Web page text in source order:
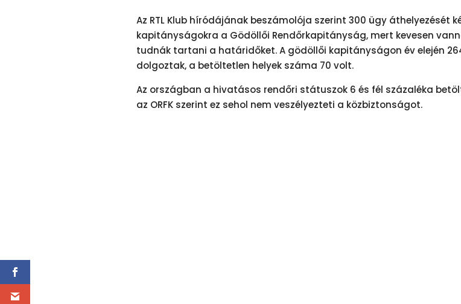
Az RTL Klub híródájának beszámolója szerint 300 ügy áthelyezését
kapitányságokra a Gödöllői Rendőrkapitányság, mert kevesen
tudnák tartani a határidőket. A gödöllői kapitányságon év elején
dolgoztak, a betöltetlen helyek száma 70 volt.
Az országban a hivatásos rendőri státuszok 6 és fél százaléka
az ORFK szerint ez sehol nem veszélyezteti a közbiztonságot.